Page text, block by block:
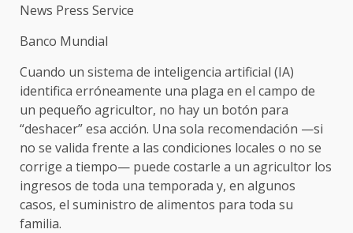
News Press Service
Banco Mundial
Cuando un sistema de inteligencia artificial (IA)
identifica erróneamente una plaga en el campo de
un pequeño agricultor, no hay un botón para
“deshacer” esa acción. Una sola recomendación —si
no se valida frente a las condiciones locales o no se
corrige a tiempo— puede costarle a un agricultor los
ingresos de toda una temporada y, en algunos
casos, el suministro de alimentos para toda su
familia.